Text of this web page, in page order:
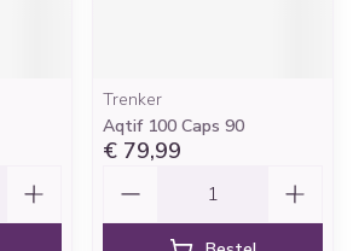
Trenker
Aqtif 100 Caps 90
€ 79,99